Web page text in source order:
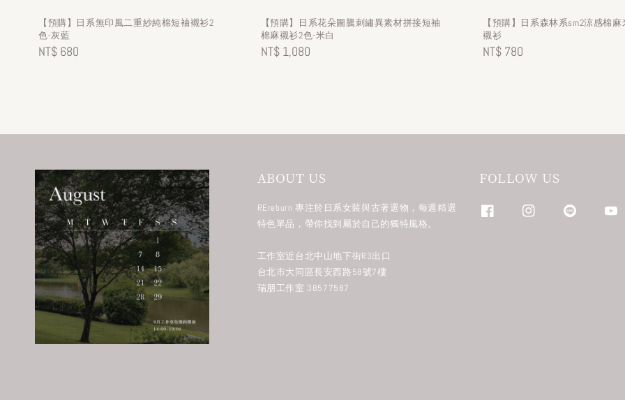
【預購】日系無印風二重紗純棉短袖襯衫2
色-灰藍
Regular
NT$ 680
【預購】日系花朵圖騰刺繡異素材拼接短袖
棉麻襯衫2色-米白
Regular
NT$ 1,080
【預購】日系森林系sm2涼感棉
襯衫
Regular
NT$ 780
ABOUT US
REreburn 專注於日系女裝與古著選物，每週精選
特色單品，帶你找到屬於自己的獨特風格。
工作室近台北中山地下街R3出口
台北市大同區長安西路58號7樓
瑞朋工作室 38577587
FOLLOW US